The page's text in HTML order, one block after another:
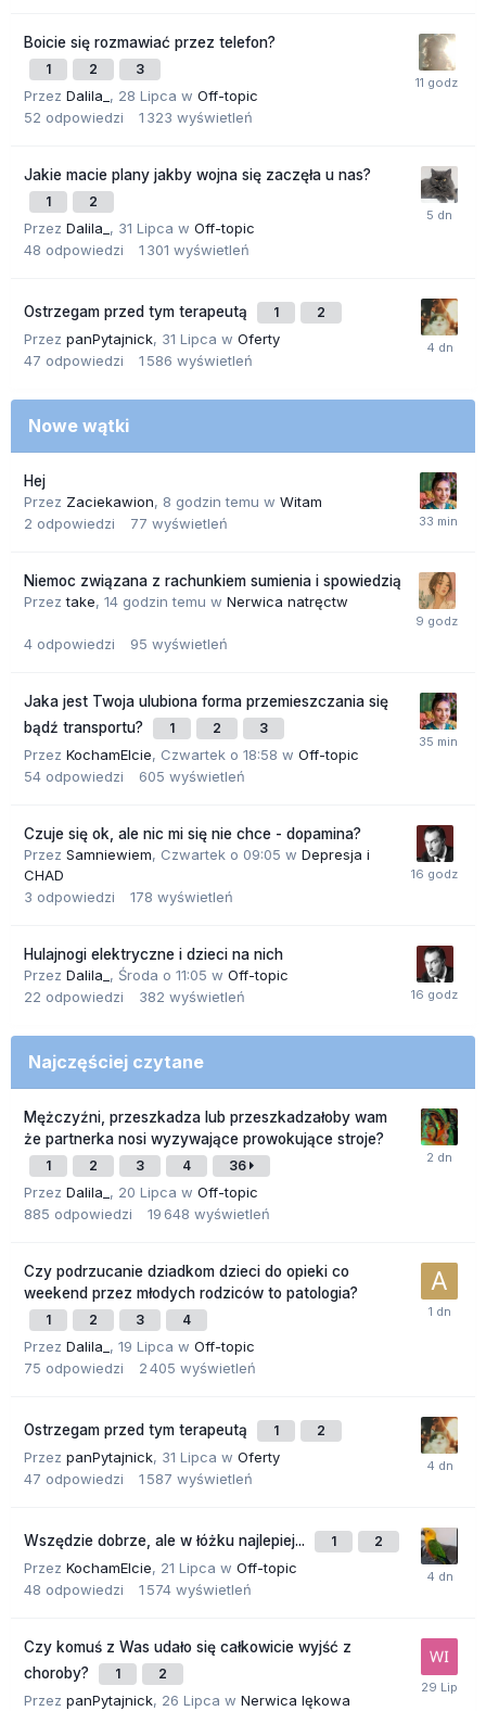
Boicie się rozmawiać przez telefon?
1 2 3
Przez Dalila_ , 28 Lipca w Off-topic
52 odpowiedzi 1 323 wyświetleń
Jakie macie plany jakby wojna się zaczęła u nas?
1 2
Przez Dalila_ , 31 Lipca w Off-topic
48 odpowiedzi 1 301 wyświetleń
Ostrzegam przed tym terapeutą 1 2
Przez panPytajnick, 31 Lipca w Oferty
47 odpowiedzi 1 586 wyświetleń
Nowe wątki
Hej
Przez Zaciekawion, 8 godzin temu w Witam
2 odpowiedzi 77 wyświetleń
Niemoc związana z rachunkiem sumienia i spowiedzią
Przeztake, 14 godzin temu w Nerwica natręctw
4 odpowiedzi 95 wyświetleń
Jaka jest Twoja ulubiona forma przemieszczania się
bądź transportu?
1 2 3
Przez KochamElcie, Czwartek o 18:58 w Off-topic
54 odpowiedzi 605 wyświetleń
Czuje się ok, ale nic mi się nie chce - dopamina?
Przez Samniewiem, Czwartek o 09:05 w Depresja i
CHAD
3 odpowiedzi 178 wyświetleń
Hulajnogi elektryczne i dzieci na nich
Przez Dalila_ , Środa o 11:05 w Off-topic
22 odpowiedzi 382 wyświetleń
Najczęściej czytane
Mężczyźni, przeszkadza lub przeszkadzałoby wam
że partnerka nosi wyzywające prowokujące stroje?
1 2 3 4 36
Przez Dalila_ , 20 Lipca w Off-topic
885 odpowiedzi 19 648 wyświetleń
Czy podrzucanie dziadkom dzieci do opieki co
weekend przez młodych rodziców to patologia?
1 2 3 4
Przez Dalila_ , 19 Lipca w Off-topic
75 odpowiedzi 2 405 wyświetleń
Ostrzegam przed tym terapeutą 1 2
Przez panPytajnick, 31 Lipca w Oferty
47 odpowiedzi 1 587 wyświetleń
Wszędzie dobrze, ale w łóżku najlepiej... 1 2
Przez KochamElcie, 21 Lipca w Off-topic
48 odpowiedzi 1 574 wyświetleń
Czy komuś z Was udało się całkowicie wyjść z
choroby?
1 2
Przez panPytajnick, 26 Lipca w Nerwica lękowa